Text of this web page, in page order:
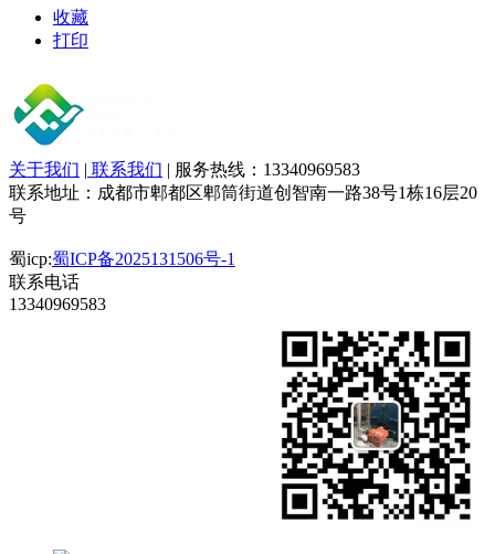
收藏
打印
关于我们 | 联系我们 | 服务热线：13340969583
联系地址：成都市郫都区郫筒街道创智南一路38号1栋16层20
号
蜀icp:蜀ICP备2025131506号-1
联系电话
13340969583